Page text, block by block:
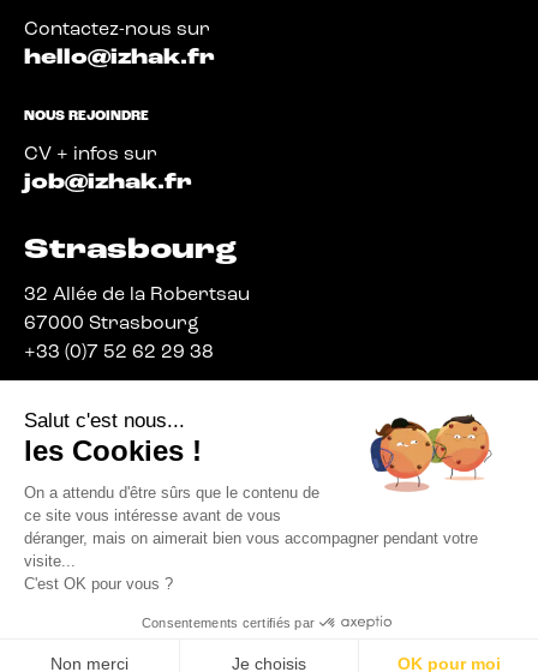
Contactez-nous sur
hello@izhak.fr
NOUS REJOINDRE
CV + infos sur
job@izhak.fr
Strasbourg
32 Allée de la Robertsau
67000 Strasbourg
+33 (0)7 52 62 29 38
© IZHAK 2026
MENTIONS LÉGALES
CHARTE DE COOKIES
POLITIQUE DE CONFIDENTIALITÉ
CGV
Salut c'est nous...
les Cookies !
On a attendu d'être sûrs que le contenu de
ce site vous intéresse avant de vous
déranger, mais on aimerait bien vous accompagner pendant votre
visite...
C'est OK pour vous ?
Consentements certifiés par
Non merci Je choisis OK pour moi